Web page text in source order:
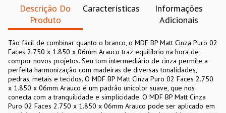
Descrição Do
Produto
Características
Informações
Adicionais
Tão fácil de combinar quanto o branco, o MDF BP Matt Cinza Puro 02
Faces 2.750 x 1.850 x 06mm Arauco traz equilíbrio na hora de
compor novos projetos. Seu tom intermediário de cinza permite a
perfeita harmonização com madeiras de diversas tonalidades,
pedras, metais e tecidos. O MDF BP Matt Cinza Puro 02 Faces 2.750
x 1.850 x 06mm Arauco é um padrão unicolor suave, que nos
conecta com a tranquilidade e simplicidade. O MDF BP Matt Cinza
Puro 02 Faces 2.750 x 1.850 x 06mm Arauco pode ser aplicado em